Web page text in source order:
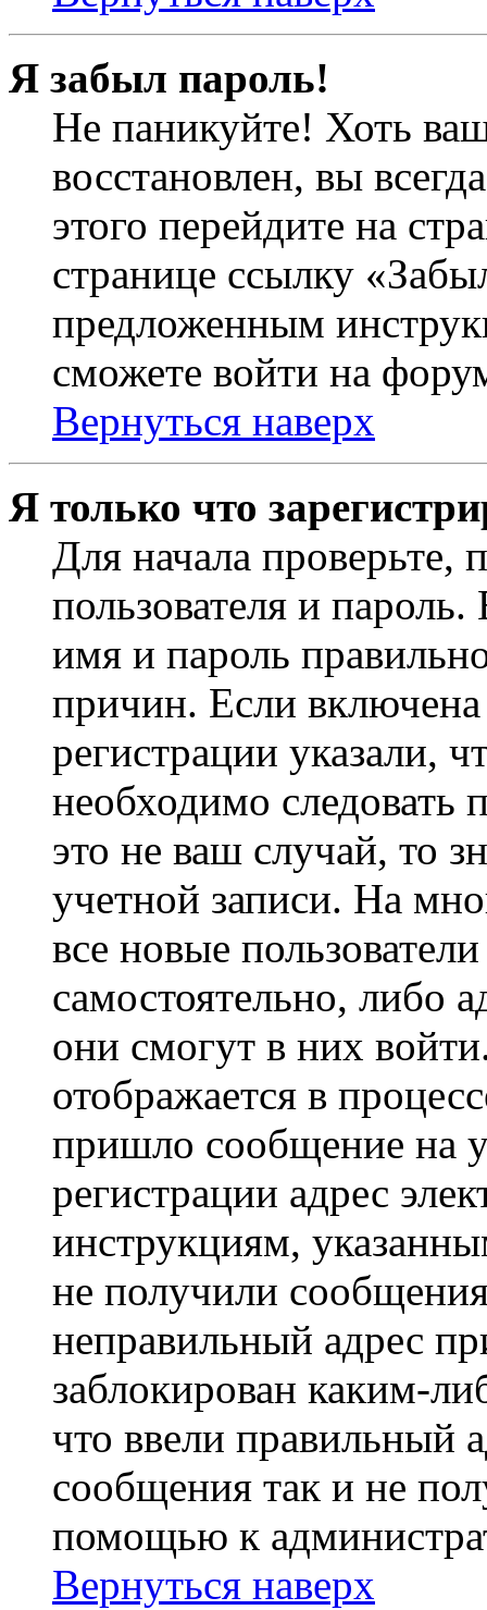
Я забыл пароль!
Не паникуйте! Хоть
восстановлен, вы
этого перейдите на
странице ссылку
предложенным
сможете войти на
Вернуться наверх
Я только что
Для начала проверьте,
пользователя и
имя и пароль
причин. Если
регистрации указали,
необходимо
это не ваш случай, то
учетной записи. На
все новые
самостоятельно, либо
они смогут в них
отображается в
пришло сообщение на
регистрации адрес
инструкциям,
не получили
неправильный адрес
заблокирован каким-
что ввели правильный
сообщения так и не
помощью к
Вернуться наверх